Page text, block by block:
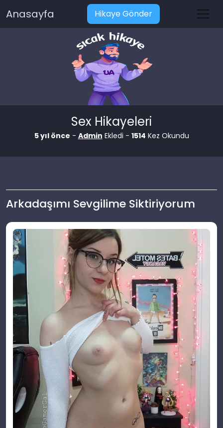
Anasayfa Hikaye Gönder
Sex Hikayeleri
5 yıl önce - Admin Ekledi - 1514 Kez Okundu
Arkadaşımı Sevgilime Siktiriyorum